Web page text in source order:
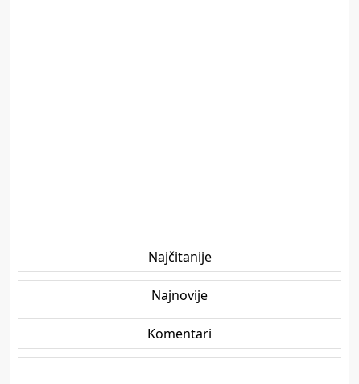
Najčitanije
Najnovije
Komentari